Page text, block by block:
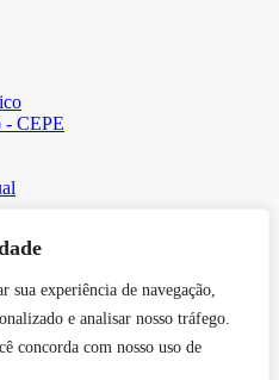
experiência de navegação,
e analisar nosso tráfego.
concorda com nosso uso de
- CEPE
de Avaliação
Científica da Faculdade Futura